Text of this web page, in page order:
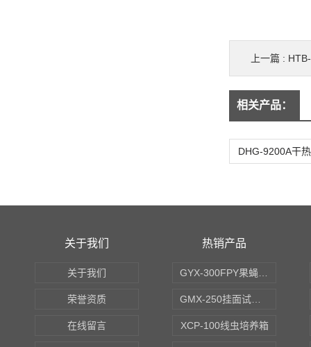
上一篇 :
相关产品：
关于我们
关于我们
荣誉资质
在线留言
热销产品
XCP-100线虫培养箱